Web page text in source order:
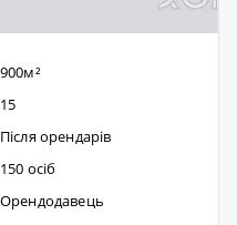
900м²
15
Після орендарів
150 осіб
Орендодавець